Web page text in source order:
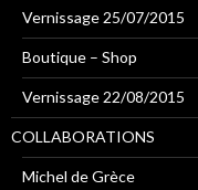
Vernissage 25/07/2015
Boutique – Shop
Vernissage 22/08/2015
COLLABORATIONS
Michel de Grèce